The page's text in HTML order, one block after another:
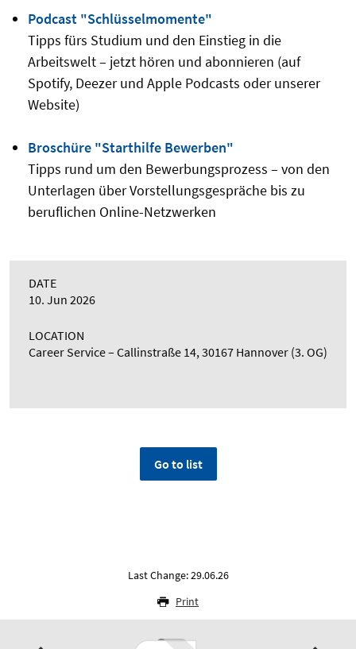
Podcast "Schlüsselmomente"
Tipps fürs Studium und den Einstieg in die
Arbeitswelt – jetzt hören und abonnieren (auf
Spotify, Deezer und Apple Podcasts oder unserer
Website)
Broschüre "Starthilfe Bewerben"
Tipps rund um den Bewerbungsprozess – von den
Unterlagen über Vorstellungsgespräche bis zu
beruflichen Online-Netzwerken
DATE
10. Jun 2026
LOCATION
Career Service – Callinstraße 14, 30167 Hannover (3. OG)
Go to list
Last Change: 29.06.26
Print